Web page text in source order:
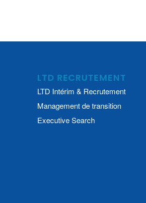
LTD RECRUTEMENT
LTD Intérim & Recrutement
Management de transition
Executive Search